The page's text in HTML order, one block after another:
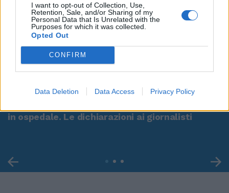
I want to opt-out of Collection, Use,
Retention, Sale, and/or Sharing of my
Personal Data that Is Unrelated with the
Purposes for which it was collected.
Opted Out
CONFIRM
Data Deletion Data Access Privacy Policy
in ospedale. Le dichiarazioni ai giornalisti